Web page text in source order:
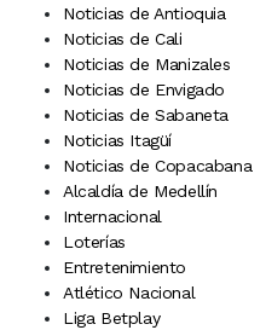
Noticias de Antioquia
Noticias de Cali
Noticias de Manizales
Noticias de Envigado
Noticias de Sabaneta
Noticias Itagüí
Noticias de Copacabana
Alcaldía de Medellín
Internacional
Loterías
Entretenimiento
Atlético Nacional
Liga Betplay